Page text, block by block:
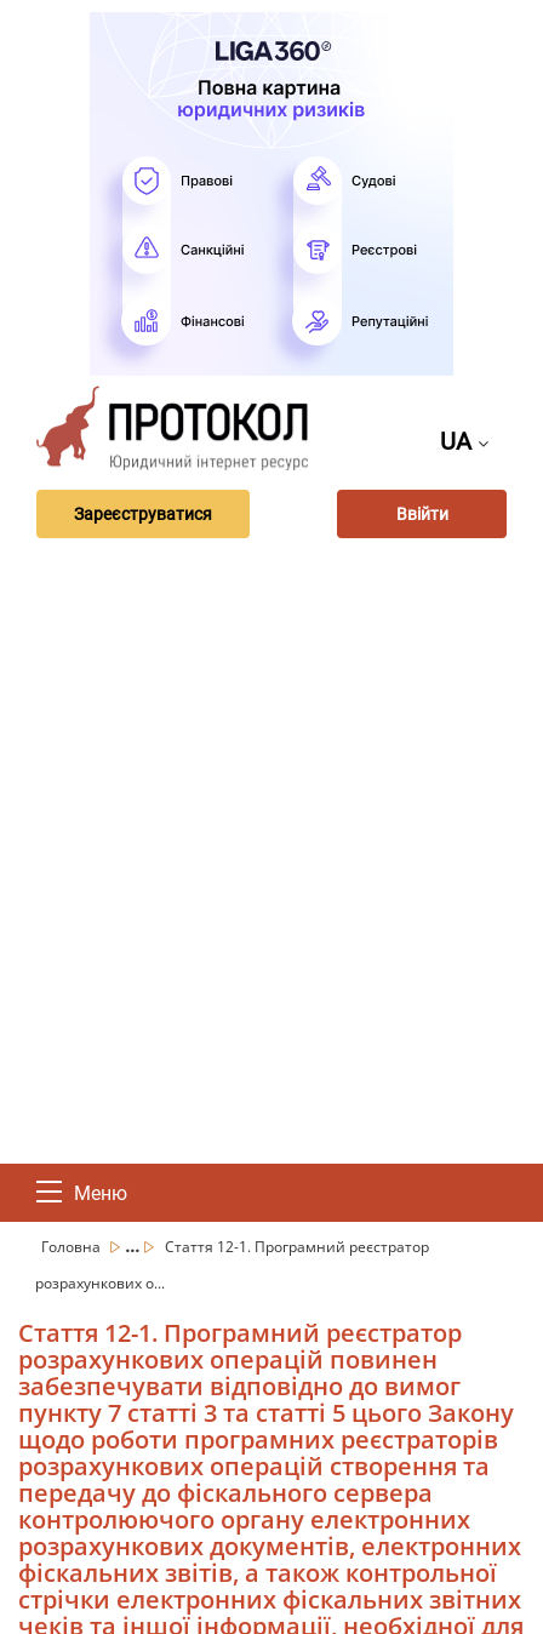
UA
Зареєструватися Ввійти
Меню
Головна ...
Стаття 12-1. Програмний реєстратор
розрахункових о...
Стаття 12-1. Програмний реєстратор
розрахункових операцій повинен
забезпечувати відповідно до вимог
пункту 7 статті 3 та статті 5 цього Закону
щодо роботи програмних реєстраторів
розрахункових операцій створення та
передачу до фіскального сервера
контролюючого органу електронних
розрахункових документів, електронних
фіскальних звітів, а також контрольної
стрічки електронних фіскальних звітних
чеків та іншої інформації, необхідної для